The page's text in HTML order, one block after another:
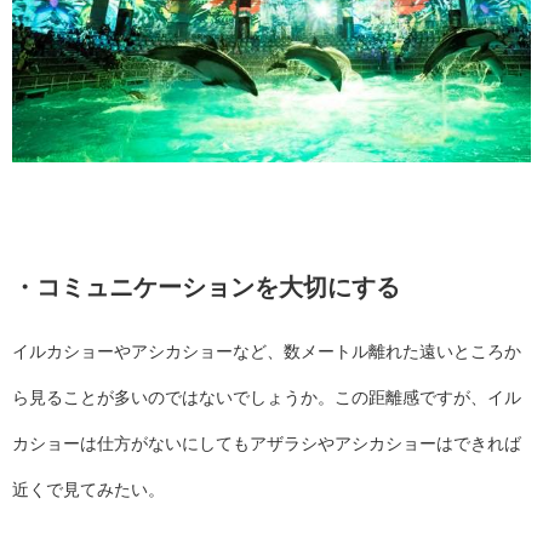
・コミュニケーションを大切にする
イルカショーやアシカショーなど、数メートル離れた遠いところか
ら見ることが多いのではないでしょうか。この距離感ですが、イル
カショーは仕方がないにしてもアザラシやアシカショーはできれば
近くで見てみたい。